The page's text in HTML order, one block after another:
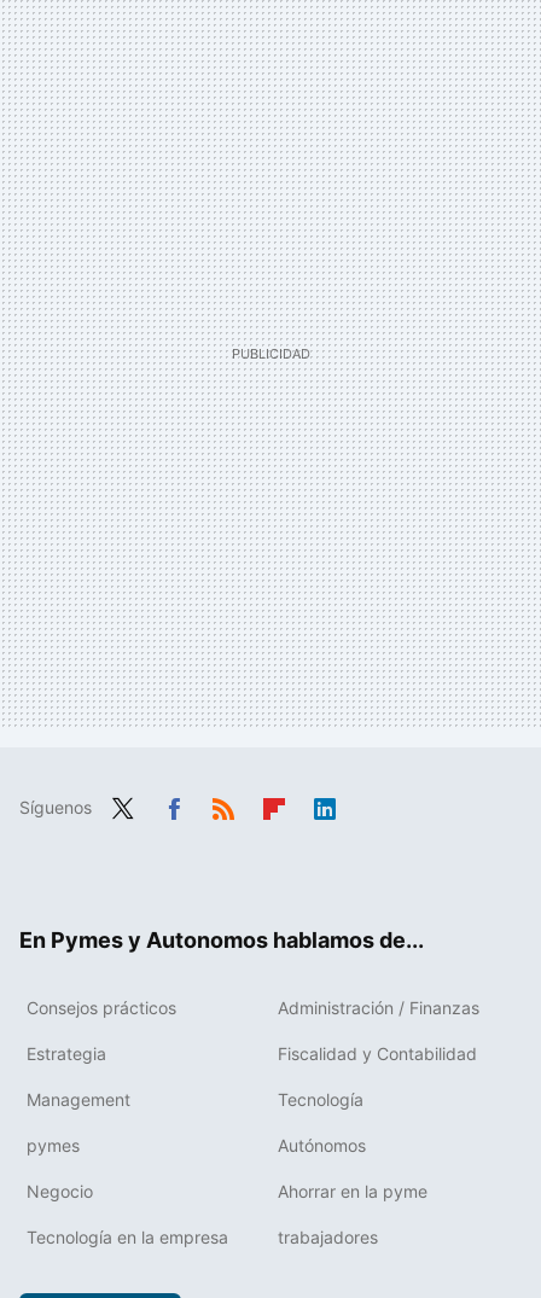
Síguenos
En Pymes y Autonomos hablamos de...
Consejos prácticos Administración / Finanzas
Estrategia Fiscalidad y Contabilidad
Management Tecnología
pymes Autónomos
Negocio Ahorrar en la pyme
Tecnología en la empresa trabajadores